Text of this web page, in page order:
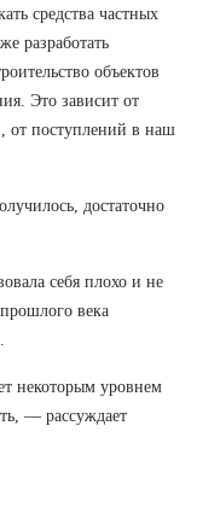
средства частных
разработать
объектов
Это зависит от
от поступлений в наш
достаточно
себя плохо и не
века
некоторым уровнем
— рассуждает